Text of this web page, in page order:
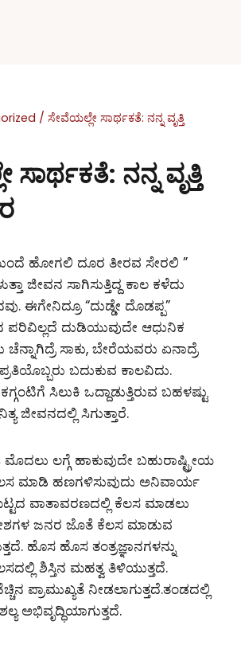
/ ಸೇವೆಯಲ್ಲೇ ಸಾರ್ಥಕತೆ: ನನ್ನ ವೃತ್ತಿ
ನನ್ನ ವೃತ್ತಿ
ಹೋಗಲಿ ದೂರ ತೀರವ ಸೇರಲಿ ”
ಜೀವನ ಸಾಗಿಸುತ್ತಿದ್ದ ಕಾಲ ಕಳೆದು
ಈಗೇನಿದ್ರೂ “ದುಡ್ಡೇ ದೊಡಪ್ಪ”
ದುಡಿಯುವುದೇ ಆಧುನಿಕ
ಚೆನ್ನಾಗಿದ್ರೆ ಸಾಕು, ಬೇರೆಯವರು ಏನಾದ್ರೆ
ಬದುಕುವ ಕಾಲವಿದು.
ಸಿಲುಕಿ ಒದ್ದಾಡುತ್ತಿರುವ ಬಹಳಷ್ಟು
ಜೀವನದಲ್ಲಿ ಸಿಗುತ್ತಾರೆ.
ಲಗ್ಗೆ ಹಾಕುವುದೇ ಬಹುರಾಷ್ಟ್ರೀಯ
ಮಾಡಿ ಹಣಗಳಿಸುವುದು ಅನಿವಾರ್ಯ
ವಾತಾವರಣದಲ್ಲಿ ಕೆಲಸ ಮಾಡಲು
ಜನರ ಜೊತೆ ಕೆಲಸ ಮಾಡುವ
ಹೊಸ ಹೊಸ ತಂತ್ರಜ್ಞಾನಗಳನ್ನು
ಶಿಸ್ತಿನ ಮಹತ್ವ ತಿಳಿಯುತ್ತದೆ.
ಪ್ರಾಮುಖ್ಯತೆ ನೀಡಲಾಗುತ್ತದೆ.ತಂಡದಲ್ಲಿ
ಅಭಿವೃದ್ಧಿಯಾಗುತ್ತದೆ.